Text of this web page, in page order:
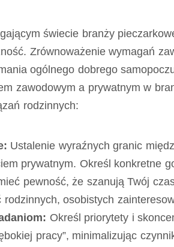
świecie branży
Zrównoważenie wymagań
ogólnego dobrego
zawodowym a prywatnym w
rodzinnych:
Ustalenie wyraźnych granic
prywatnym. Określ konkretne
pewność, że szanują Twój
rodzinnych, osobistych
Określ priorytety i
pracy”, minimalizując